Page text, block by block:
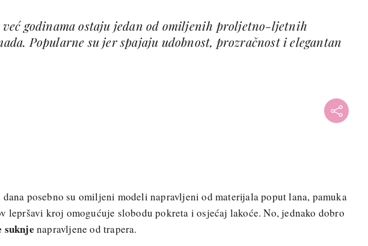
već godinama ostaju jedan od omiljenih proljetno-ljetnih
Popularne su jer spajaju udobnost, prozračnost i elegantan
Viber
posebno su omiljeni modeli napravljeni od materijala poput lana, pamuka
lepršavi kroj omogućuje slobodu pokreta i osjećaj lakoće. No, jednako dobro
suknje napravljene od trapera.